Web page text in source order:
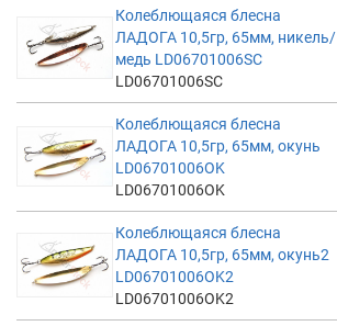
Колеблющаяся блесна
ЛАДОГА 10,5гр, 65мм, никель/
медь LD06701006SC
LD06701006SC
Колеблющаяся блесна
ЛАДОГА 10,5гр, 65мм, окунь
LD06701006OK
LD06701006OK
Колеблющаяся блесна
ЛАДОГА 10,5гр, 65мм, окунь2
LD06701006OK2
LD06701006OK2